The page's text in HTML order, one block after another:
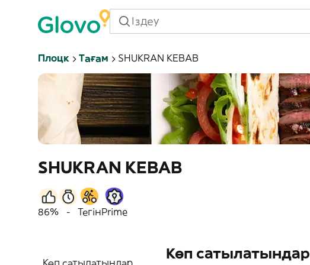
Плоцк Тағам SHUKRAN KEBAB
SHUKRAN KEBAB
86% - ТегінPrime
Көп сатылатындар
Көп сатылатындар